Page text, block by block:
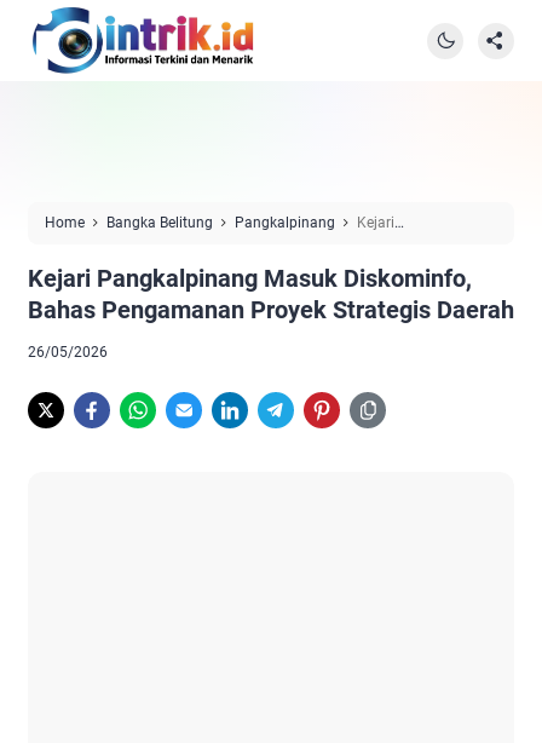
Home Bangka Belitung Pangkalpinang
Kejari
Strategis Daerah
Kejari Pangkalpinang Masuk Diskominfo,
Bahas Pengamanan Proyek Strategis Daerah
26/05/2026